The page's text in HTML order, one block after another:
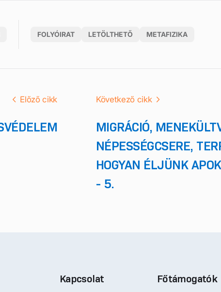
FOLYÓIRAT LETÖLTHETŐ METAFIZIKA
Előző cikk Következő cikk
MIGRÁCIÓ,
NÉPESSÉGCSERE,
HOGYAN ÉLJÜNK
- 5.
Kapcsolat Főtámogatók